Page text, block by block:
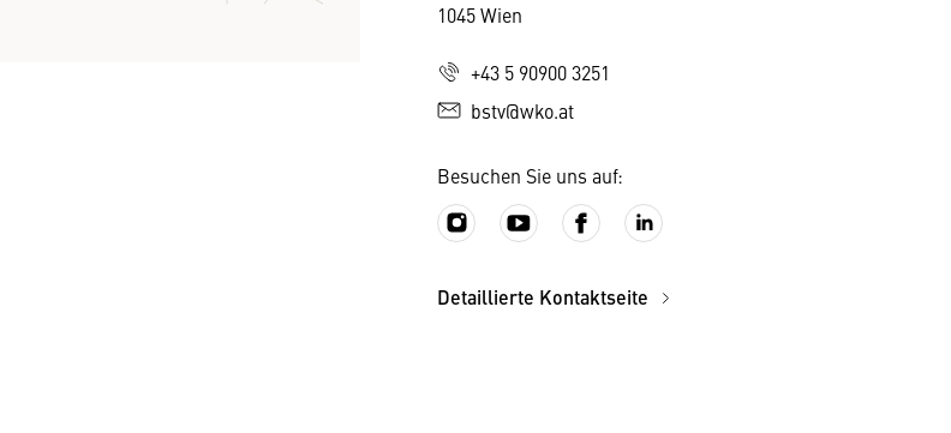
1045 Wien
+43 5 90900 3251
bstv@wko.at
Besuchen Sie uns auf:
Detaillierte Kontaktseite